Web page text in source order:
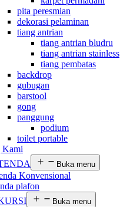
pita peresmian
dekorasi pelaminan
tiang antrian
tiang antrian bludru
tiang antrian stainless
tiang pembatas
backdrop
gubugan
barstool
gong
panggung
podium
toilet portable
Kami
Buka menu
Konvensional
plafon
Buka menu